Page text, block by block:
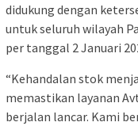
didukung dengan
untuk seluruh wilayah
per tanggal 2 Januari
“Kehandalan stok
memastikan layanan
berjalan lancar. Kami